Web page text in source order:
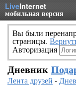
LiveInternet
мобильная версия
Вы были
страницы.
Авторизация
Дневник
Лента друзей -